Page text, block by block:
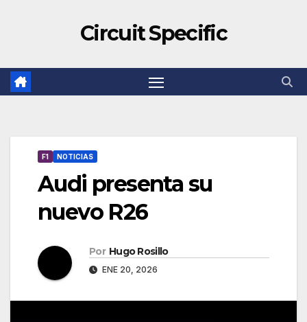
Circuit Specific
F1 NOTICIAS
Audi presenta su
nuevo R26
Por Hugo Rosillo
ENE 20, 2026